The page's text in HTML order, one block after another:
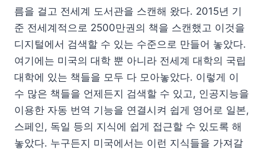
름을 걸고 전세계 도서관을 스캔해 왔다. 2015년 기
준 전세계적으로 2500만권의 책을 스캔했고 이것을
디지털에서 검색할 수 있는 수준으로 만들어 놓았다.
여기에는 미국의 대학 뿐 아니라 전세계 대학의 국립
대학에 있는 책들을 모두 다 모아놓았다. 이렇게 이
수 많은 책들을 언제든지 검색할 수 있고, 인공지능을
이용한 자동 번역 기능을 연결시켜 쉽게 영어로 일본,
스페인, 독일 등의 지식에 쉽게 접근할 수 있도록 해
놓았다. 누구든지 미국에서는 이런 지식들을 가져갈